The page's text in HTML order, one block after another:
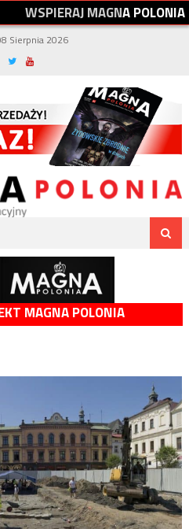
WSPIERAJMAGNAPOLONIA
Sierpnia 2026
MAGNA POLONIA